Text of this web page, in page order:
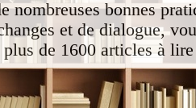
nombreuses bonnes
et de dialogue,
de 1600 articles à